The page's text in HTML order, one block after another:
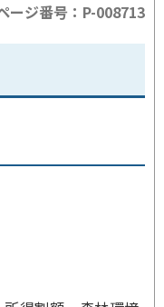
ージ番号：P-008713